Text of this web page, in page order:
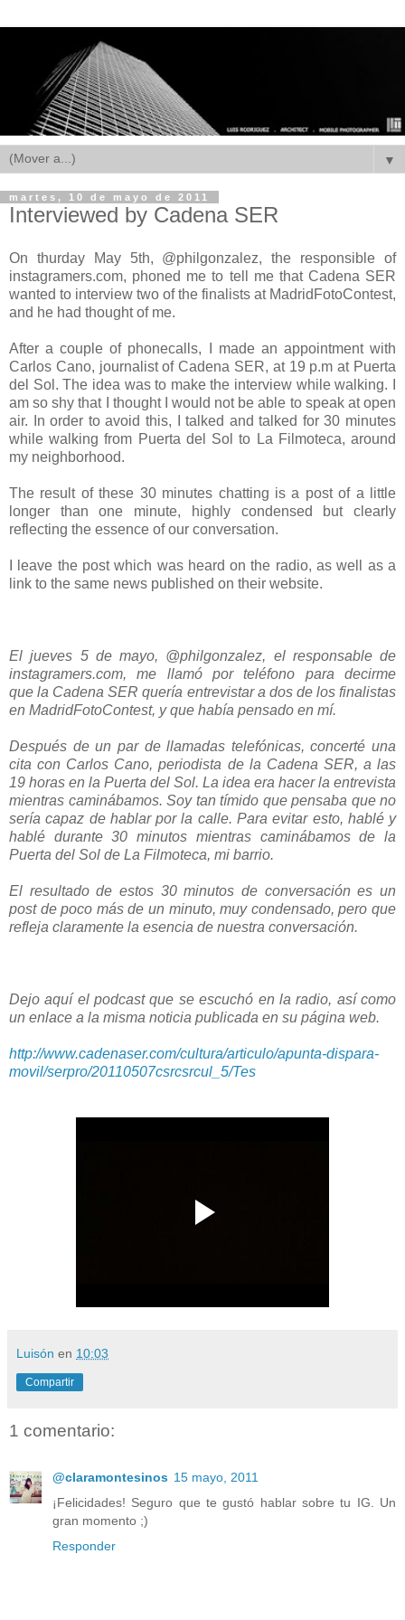
▼
martes, 10 de mayo de 2011
Interviewed by Cadena SER
On thurday May 5th, @philgonzalez, the responsible of
instagramers.com, phoned me to tell me that Cadena SER
wanted to interview two of the finalists at MadridFotoContest,
and he had thought of me.
After a couple of phonecalls, I made an appointment with
Carlos Cano, journalist of Cadena SER, at 19 p.m at Puerta
del Sol. The idea was to make the interview while walking. I
am so shy that I thought I would not be able to speak at open
air. In order to avoid this, I talked and talked for 30 minutes
while walking from Puerta del Sol to La Filmoteca, around
my neighborhood.
The result of these 30 minutes chatting is a post of a little
longer than one minute,
highly condensed but
clearly
reflecting the essence of our conversation.
I leave the post which was heard on the radio, as well as a
link to the same news published on their website.
El jueves 5 de mayo, @philgonzalez, el responsable de
instagramers.com, me llamó por teléfono
para decirme
que la Cadena SER quería entrevistar a dos de los finalistas
en MadridFotoContest, yque había pensado en mí.
Después de un par de llamadas telefónicas, concerté una
cita con Carlos Cano, periodista de la Cadena SER, a las
19 horas en la Puerta del Sol. La idea era hacer la entrevista
mientras caminábamos. Soy tan tímido que pensaba que no
sería capaz de hablar por la calle. Para evitar esto, hablé y
hablé durante 30 minutos mientras caminábamos de la
Puerta del Sol de La Filmoteca, mi barrio.
El resultado de estos 30 minutos de conversaciónes un
post de poco más de un minuto, muy condensado, pero que
refleja claramente la esencia de nuestra conversación.
Dejo aquí el podcastque se escuchó en la radio, así como
un enlace a la misma noticia publicada en su página web.
http://www.cadenaser.com/cultura/articulo/apunta-dispara-
movil/serpro/20110507csrcsrcul_5/Tes
Luisón en 10:03
Compartir
1 comentario:
@claramontesinos 15 mayo, 2011
¡Felicidades! Seguro que te gustó hablar sobre tu IG. Un
gran momento ;)
Responder